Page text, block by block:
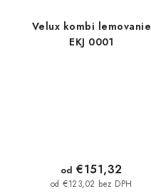
Velux kombi lemovanie
EKJ 0001
od €123,02 bez DPH
od €151,32